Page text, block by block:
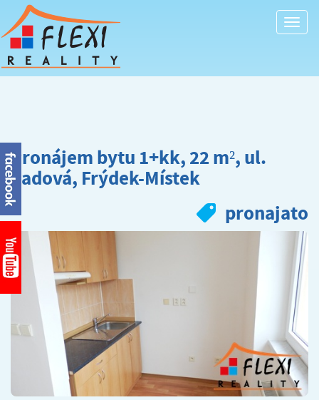
Pronájem bytu 1+kk, 22 m², ul.
Sadová, Frýdek-Místek
pronajato